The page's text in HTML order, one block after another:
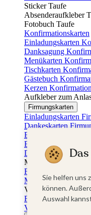
Sticker Taufe
Absenderaufkleber
Fotobuch Taufe
Konfirmationskarten
Einladungskarten
Danksagung
Menükarten
Tischkarten
Gästebuch
Kerzen Konfirmation
Aufkleber zum
Firmungskarten
Einladungskarten
Dankeskarten
Einschulungskarten
Einladungskarten
Danksagung
Muttertag
Fotogeschenke
Muttertagskarten
Vatertag
Fotogeschenke
Vatertagskarten
Sie helfen uns
können.
Auswahl